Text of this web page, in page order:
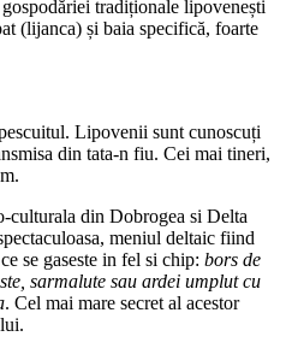
tradiționale lipovenești
(lijanca) și baia specifică, foarte
Lipovenii sunt cunoscuți
din tata-n fiu. Cei mai tineri,
culturala din Dobrogea si Delta
meniul deltaic fiind
se gaseste in fel si chip: bors de
sarmalute sau ardei umplut cu
. Cel mai mare secret al acestor